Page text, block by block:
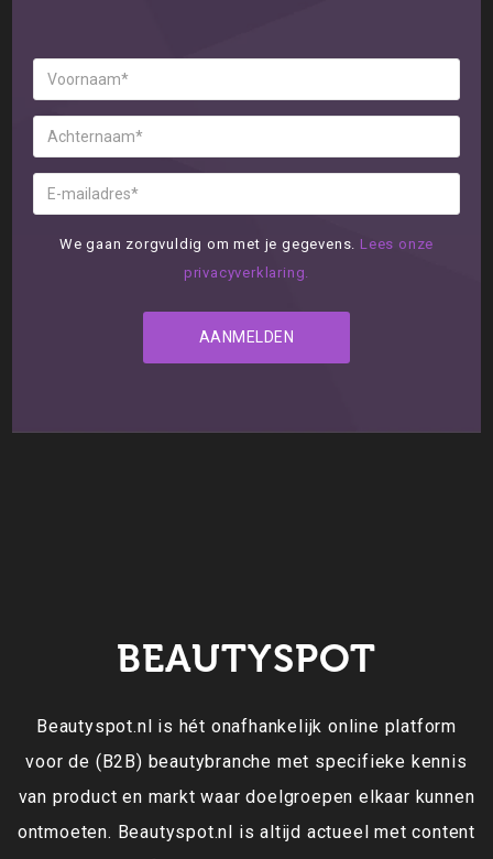
We gaan zorgvuldig om met je gegevens. Lees onze
privacyverklaring.
BEAUTYSPOT
Beautyspot.nl is hét onafhankelijk online platform
voor de (B2B) beautybranche met specifieke kennis
van product en markt waar doelgroepen elkaar kunnen
ontmoeten. Beautyspot.nl is altijd actueel met content